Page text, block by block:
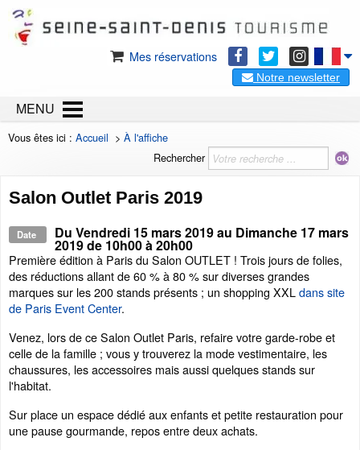
Mes réservations
Notre newsletter
MENU
Vous êtes ici : Accueil > À l'affiche
Rechercher
Salon Outlet Paris 2019
Date Du Vendredi 15 mars 2019au Dimanche 17 mars
2019de 10h00 à 20h00
Première édition à Paris du Salon OUTLET ! Trois jours de folies,
des réductions allant de 60 % à 80 % sur diverses grandes
marques sur les 200 stands présents ; un shopping XXLdans site
de Paris Event Center.
Venez, lors de ce Salon Outlet Paris, refaire votre garde-robe et
celle de la famille ; vous y trouverez la mode vestimentaire, les
chaussures, les accessoires mais aussi quelques stands sur
l'habitat.
Sur place un espace dédié aux enfants et petite restauration pour
une pause gourmande, repos entre deux achats.